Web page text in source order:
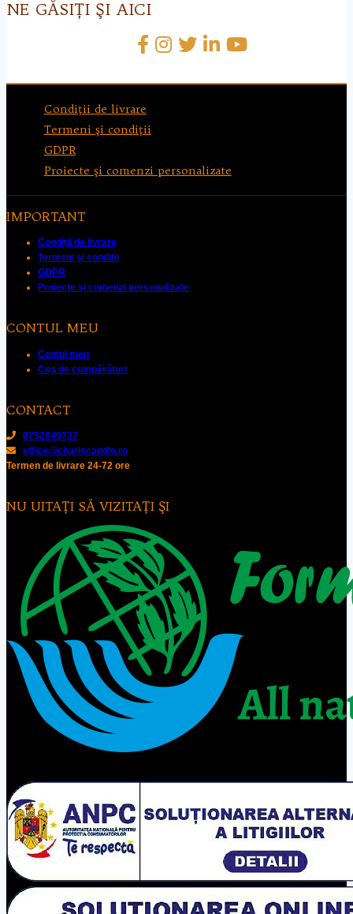
NE GĂSIŢI ŞI AICI
Condiţii de livrare
Termeni şi condiţii
GDPR
Proiecte şi comenzi personalizate
IMPORTANT
Condiţii de livrare
Termeni şi condiţii
GDPR
Proiecte şi comenzi personalizate
CONTUL MEU
Contul meu
Coș de cumpărături
CONTACT
0752649737
office@chariscandle.ro
Termen de livrare 24-72 ore
NU UITAŢI SĂ VIZITAŢI ŞI